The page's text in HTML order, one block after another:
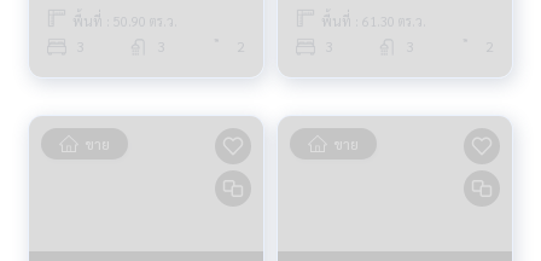
จากราคา 4.89 ล้าน
🔥 เหลือเพียง 4.79 ล้านบาท !! (รวมค่าโอน) 🔥
ดอกเบี้ยพิเศษ วงเงินสูงสุด 90-100%
CREAM1011
พื้นที่ : 50.90 ตร.ว.
CREAM1013
พื้นที่ : 61.30 ตร.ว.
ขาย ขาย